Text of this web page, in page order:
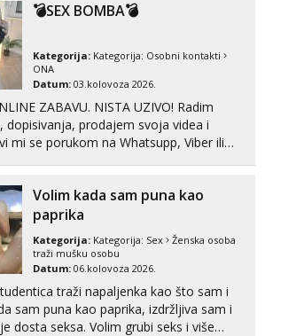
Zara
Čekam tvoj poziv!
064/677-677
tel:0,93€ - mob:1,12€ min
Anđela
Čekam tvoj poziv!
Tel:064/677-677- Kod: #142
Mira
Razgovaram :)
Tel: 064/677-677 - Kod: #72
tel:0,93€ - mob:1,12€ min
Obavijesti me kada se oslobodi
Liliana
💣SEX BOMBA💣
Kategorija: Kategorija: Osobni kontakti
ONA
Datum: 03.kolovoza 2026.
ZABAVU. NISTA UZIVO! Radim
dopisivanja, prodajem svoja videa i
Volim kada sam puna kao
paprika
Kategorija: Kategorija: Sex
Ženska osoba
traži mušku osobu
Datum: 06.kolovoza 2026.
traži napaljenka kao što sam i
sam puna kao paprika, izdržljiva sam i
dosta seksa. Volim grubi seks i više